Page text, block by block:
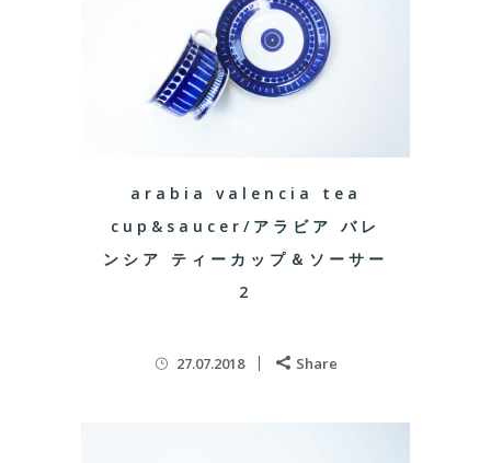
arabia valencia tea
cup&saucer/アラビア バレ
ンシア ティーカップ＆ソーサー
2
27.07.2018 Share